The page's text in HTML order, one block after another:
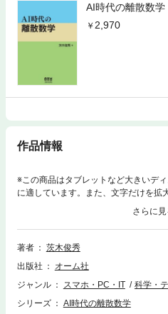
AI時代の離散数学
2,970
作品情報
※この商品はタブレットなど大きいデ
に適しています。また、文字だけを拡
ト、検索、辞書の参照、引用などの機
籍は紙版書籍のページデザインで制作
のエンジニア、研究者にとって必須と
まとめたテキスト。 本書は、長年に
わかりやすくまとめたテキストです。
必須となっていますが、AIやICTが実
る数学（離散数学）の知識が不可欠
著者
茨木俊秀
出版社
オーム社
ジャンル
スマホ・PC・IT
科学・
シリーズ
AI時代の離散数学